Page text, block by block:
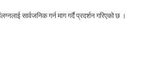
सार्वजनिक गर्न माग गर्दै प्रदर्शन गरिएको छ ।